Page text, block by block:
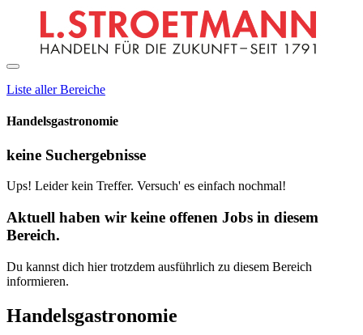
Liste aller Bereiche
Handelsgastronomie
keine Suchergebnisse
Ups! Leider kein Treffer. Versuch' es einfach nochmal!
Aktuell haben wir keine offenen Jobs in diesem
Bereich.
Du kannst dich hier trotzdem ausführlich zu diesem Bereich
informieren.
Handelsgastronomie